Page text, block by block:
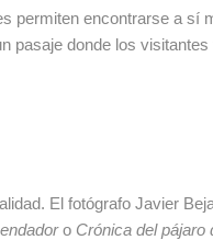
encontrarse a
pasaje donde los
El fotógrafo Javier
o Crónica del pájaro